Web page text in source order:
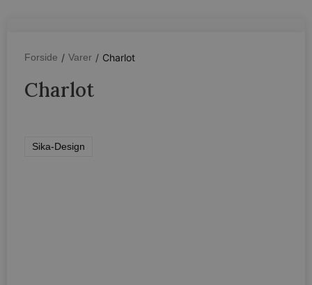
Forside / Varer / Charlot
Charlot
Sika-Design